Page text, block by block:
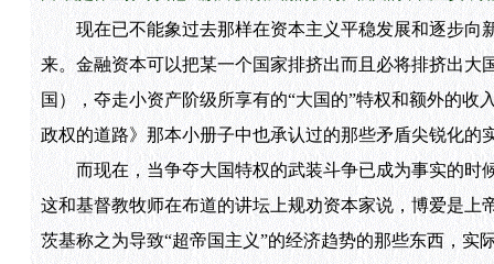
现在已不能象过去那样在资本主义平稳发展和逐步向
来。金融资本可以把某一个国家排挤出而且必将排挤出
国），夺走小资产阶级所享有的“大国的”特权和额外的
政权的道路》那本小册子中也承认过的那些矛盾尖锐化的
而现在，当争夺大国特权的武装斗争已成为事实的时
这和基督教牧师在布道的讲坛上规劝资本家说，博爱是
茨基称之为导致“超帝国主义”的经济趋势的那些东西，